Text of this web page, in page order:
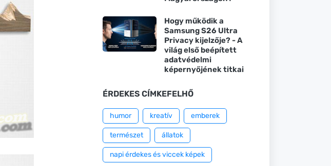
Hogy működik a
Samsung S26 Ultra
Privacy kijelzője? - A
világ első beépített
adatvédelmi
képernyőjének titkai
ÉRDEKES CÍMKEFELHŐ
humor kreatív emberek
természet állatok
napi érdekes és viccek képek